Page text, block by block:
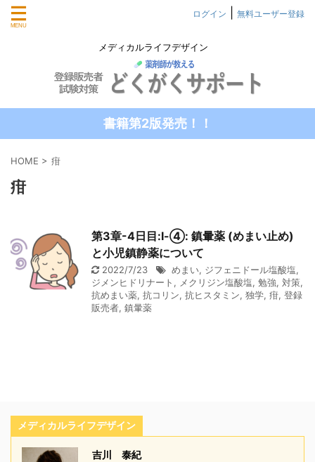
メディカルライフデザイン
ログイン 無料ユーザー登録
書籍第2版発売！！
HOME > 疳
疳
第3章-4日目:Ⅰ-④: 鎮暈薬 (めまい止め)
と小児鎮静薬について
2022/7/23 めまい, ジフェニドール塩酸塩,
ジメンヒドリナート , メクリジン塩酸塩, 勉強, 対策,
抗めまい薬, 抗コリン, 抗ヒスタミン, 独学, 疳, 登録
販売者, 鎮暈薬
メディカルライフデザイン
吉川 泰紀